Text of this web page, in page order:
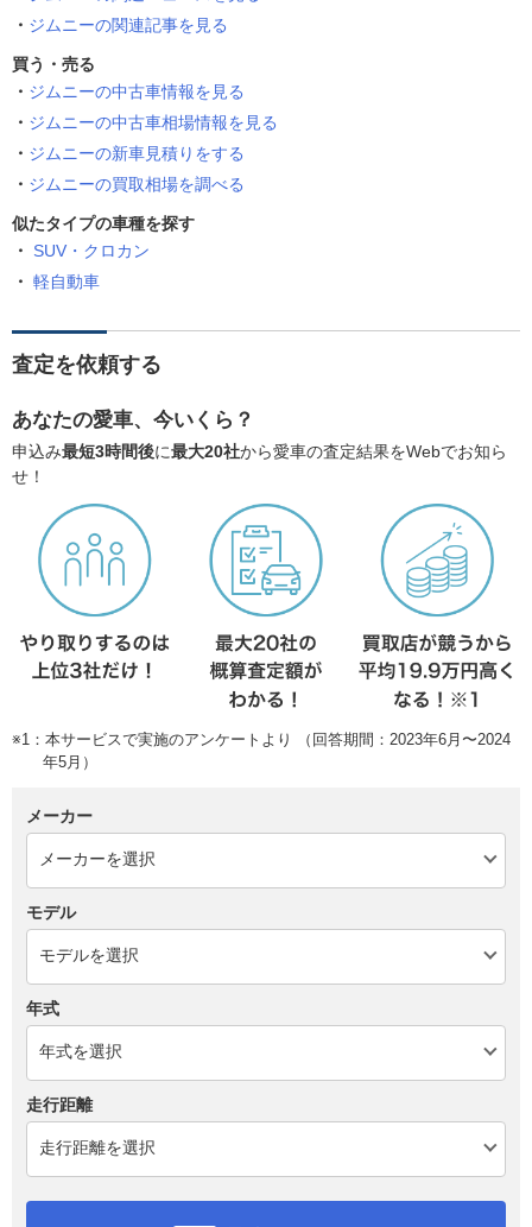
ジムニーの関連記事を見る
買う・売る
ジムニーの中古車情報を見る
ジムニーの中古車相場情報を見る
ジムニーの新車見積りをする
ジムニーの買取相場を調べる
似たタイプの車種を探す
SUV・クロカン
軽自動車
査定を依頼する
あなたの愛車、今いくら？
申込み最短3時間後に最大20社から愛車の査定結果をWebでお知ら
せ！
※1：本サービスで実施のアンケートより （回答期間：2023年6月〜2024
年5月）
メーカー
モデル
年式
走行距離